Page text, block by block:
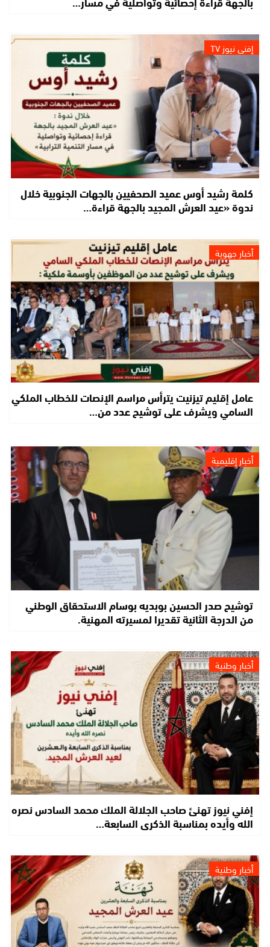
إفني نيوز TV
كلمة رشيد أوس عميد الصحفيين بالجهات الجنوبية خلال
ندوة «عيد العرش المجيد بالجهة قراءة…
أخبار جهوية
عامل إقليم تيزنيت يترأس مراسم الإنصات للخطاب الملكي
السامي ويشرف على توشيح عدد من…
أخبار إقليمية
توشيح صدر الحسين بوبديه بوسام الاستحقاق الوطني
من الدرجة الثانية تقديرا لمسيرته المهنية.
أخبار وطنية
إفني نيوز تهنئ صاحب الجلالة الملك محمد السادس نصره
الله وأيده بمناسبة الذكرى السابعة…
أخبار وطنية